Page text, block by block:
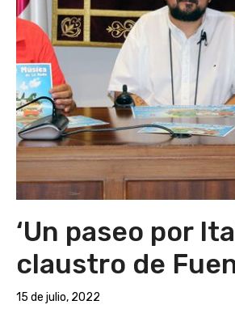
‘Un paseo por
claustro de
15 de julio, 2022